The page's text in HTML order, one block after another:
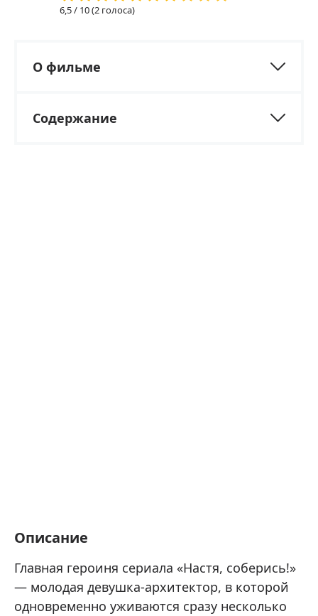
6,5/ 10 (2 голоса)
О фильме
Содержание
Описание
Главная героиня сериала «Настя, соберись!»
— молодая девушка-архитектор, в которой
одновременно уживаются сразу несколько